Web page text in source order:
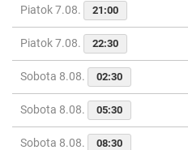
Piatok 7.08. 21:00
Piatok 7.08. 22:30
Sobota 8.08. 02:30
Sobota 8.08. 05:30
Sobota 8.08. 08:30